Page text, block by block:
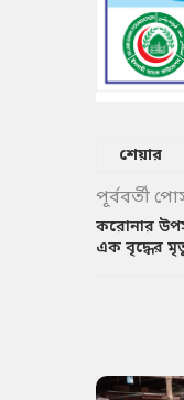
শেয়ার
পূর্ববর্তী
করোনার
এক বৃদ্ধের